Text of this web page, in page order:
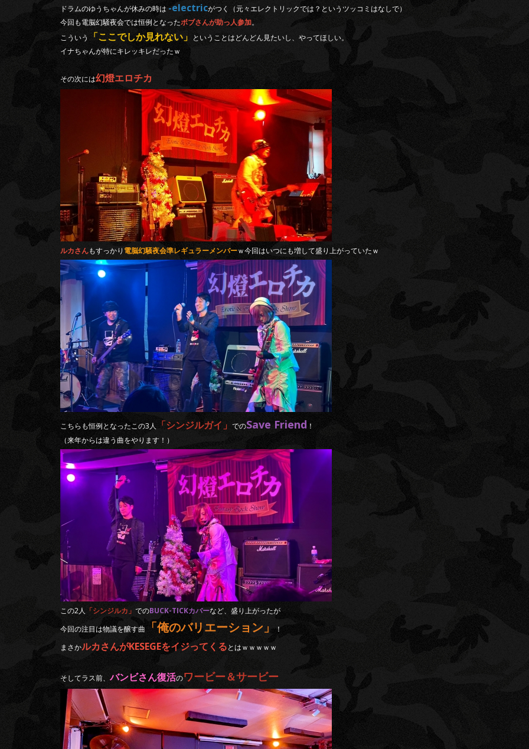
ドラムのゆうちゃんが休みの時は -electricがつく（元々エレクトリックでは？というツッコミはなしで）
今回も電脳幻騒夜会では恒例となったボブさんが助っ人参加。
こういう
「ここでしか見れない」 ということはどんどん見たいし、やってほしい。
イナちゃんが特にキレッキレだったｗ
その次には幻燈エロチカ
ルカさんもすっかり 電脳幻騒夜会準レギュラーメンバーｗ今回はいつにも増して盛り上がっていたｗ
こちらも恒例となったこの3人 「シンジルガイ」 でのSave Friend ！
（来年からは違う曲をやります！）
この2人 「シンジルカ」 でのBUCK-TICKカバーなど、盛り上がったが
今回の注目は物議を醸す曲
「俺のバリエーション」
！
まさかルカさんがKESEGEをイジってくるとはｗｗｗｗｗ
そしてラス前、バンビさん復活のワービー＆サービー